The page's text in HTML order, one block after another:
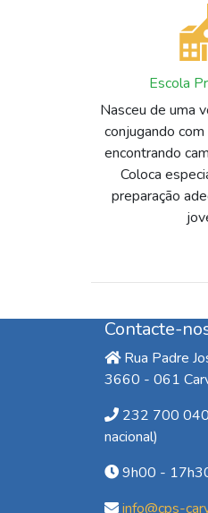
Escola
Nasceu de uma
conjugando
encontrando
Coloca
preparação
Contacte-
Rua Padre
3660 - 061
232 700 040
nacional)
9h00 -
info@cps-